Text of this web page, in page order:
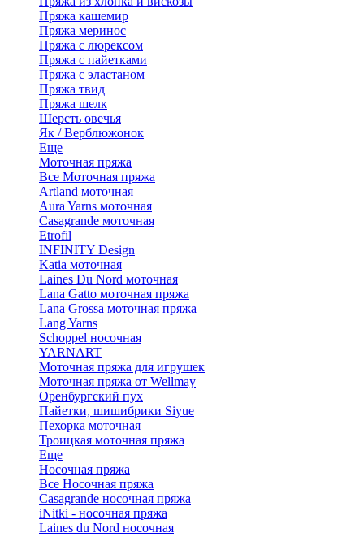
Пряжа кашемир
Пряжа меринос
Пряжа с люрексом
Пряжа с пайетками
Пряжа с эластаном
Пряжа твид
Пряжа шелк
Шерсть овечья
Як / Верблюжонок
Еще
Моточная пряжа
Все Моточная пряжа
Artland моточная
Aura Yarns моточная
Casagrande моточная
Etrofil
INFINITY Design
Katia моточная
Laines Du Nord моточная
Lana Gatto моточная пряжа
Lana Grossa моточная пряжа
Lang Yarns
Schoppel носочная
YARNART
Моточная пряжа для игрушек
Моточная пряжа от Wellmay
Оренбургский пух
Пайетки, шишибрики Siyue
Пехорка моточная
Троицкая моточная пряжа
Еще
Носочная пряжа
Все Носочная пряжа
Casagrande носочная пряжа
iNitki - носочная пряжа
Laines du Nord носочная